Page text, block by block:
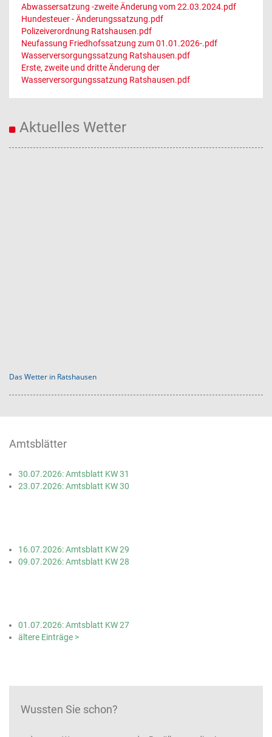
Abwassersatzung -zweite Änderung vom 22.03.2024.pdf
Hundesteuer - Änderungssatzung.pdf
Polizeiverordnung Ratshausen.pdf
Neufassung Friedhofssatzung zum 01.01.2026-.pdf
Wasserversorgungssatzung Ratshausen.pdf
Erste, zweite und dritte Änderung der
Wasserversorgungssatzung Ratshausen.pdf
Aktuelles Wetter
Das Wetter in Ratshausen
Amtsblätter
30.07.2026: Amtsblatt KW 31
23.07.2026: Amtsblatt KW 30
16.07.2026: Amtsblatt KW 29
09.07.2026: Amtsblatt KW 28
01.07.2026: Amtsblatt KW 27
ältere Einträge >
Wussten Sie schon?